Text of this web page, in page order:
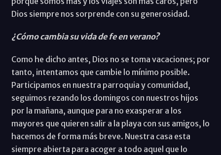
Dios siempre nos sorprende con su generosidad.
¿Cómo cambia su vida de fe en verano?
Como he dicho antes, Dios no se toma vacaciones; por
tanto, intentamos que cambie lo mínimo posible.
Participamos en nuestra parroquia y comunidad,
seguimos rezando los domingos con nuestros hijos
por la mañana, aunque para no exasperar a los
mayores que quieren salir a la playa con sus amigos, lo
hacemos de forma más breve. Nuestra casa esta
siempre abierta para acoger a todo aquel que lo